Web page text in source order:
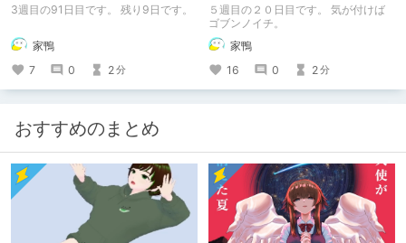
3週目の91日目です。 残り9日です。
家鴨
7
0 2分
５週目の２０日目です。 気が付けば
ゴブンノイチ。
家鴨
16
0 2分
おすすめのまとめ